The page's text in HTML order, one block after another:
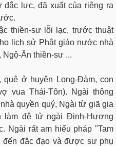
đắc lực, đã xuất của riêng ra
thiền-sư lỗi lạc, trước thuật
lịch sử Phật giáo nước nhà
Ấn thiền-sư ...
ở huyện Long-Ðàm, con
vua Thái-Tôn). Ngài thông
quyền quý, Ngài từ giã gia
làm đệ tử ngài Ðịnh-Hương
Ngài rất am hiểu pháp "Tam
đến đắc đạo và được sư phụ